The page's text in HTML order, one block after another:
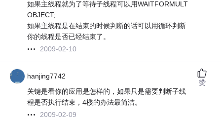
如果主线程就为了等待子线程可以用WAITFORMULT
OBJECT;
如果主线程是在结束的时候判断的话可以用循环判断
你的线程是否已经结束了。
2009-02-10
hanjing7742
关键是看你的应用是怎样的，如果只是需要判断子线
程是否执行结束，4楼的办法最简洁。
2009-02-09
赞